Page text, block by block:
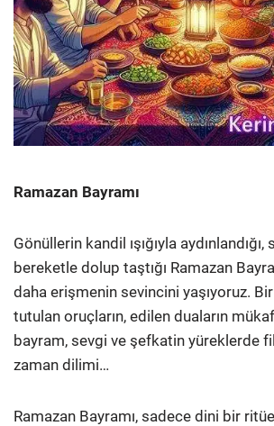
Ramazan Bayramı
Gönüllerin kandil ışığıyla aydınlandığı,
bereketle dolup taştığı Ramazan
daha erişmenin sevincini yaşıyoruz.
tutulan oruçların, edilen duaların
bayram, sevgi ve şefkatin yüreklerde
zaman dilimi…
Ramazan Bayramı, sadece dini bir